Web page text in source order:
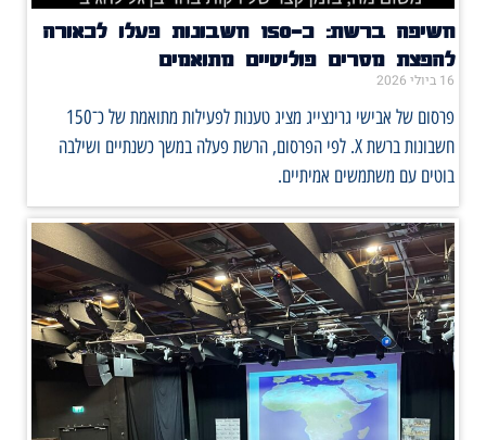
חשיפה ברשת: כ־150 חשבונות פעלו לכאורה
להפצת מסרים פוליטיים מתואמים
16 ביולי 2026
פרסום של אבישי גרינצייג מציג טענות לפעילות מתואמת של כ־150
חשבונות ברשת X. לפי הפרסום, הרשת פעלה במשך כשנתיים ושילבה
בוטים עם משתמשים אמיתיים.